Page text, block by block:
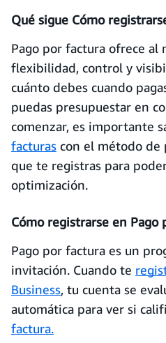
Qué sigue Cómo
Pago por factura ofrece al
flexibilidad, control y
cuánto debes cuando
puedas presupuestar en
comenzar, es importante
facturas con el método de
que te registras para
optimización.
Cómo registrarse en Pago
Pago por factura es un
invitación. Cuando te
Business, tu cuenta se
automática para ver si
factura.